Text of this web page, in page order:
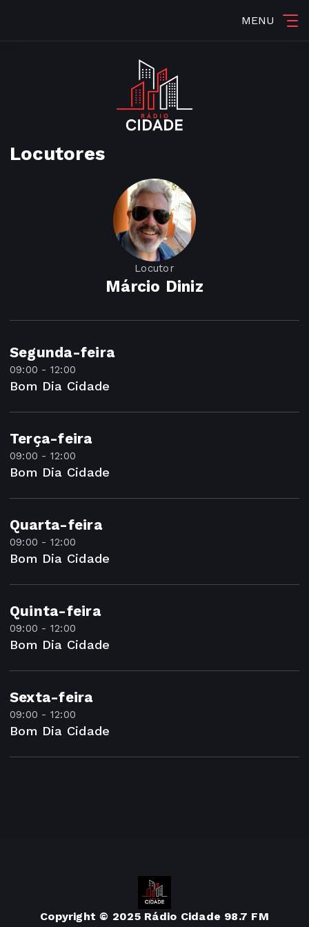
MENU
Locutores
Locutor
Márcio Diniz
Segunda-feira
09:00 - 12:00
Bom Dia Cidade
Terça-feira
09:00 - 12:00
Bom Dia Cidade
Quarta-feira
09:00 - 12:00
Bom Dia Cidade
Quinta-feira
09:00 - 12:00
Bom Dia Cidade
Sexta-feira
09:00 - 12:00
Bom Dia Cidade
Copyright © 2025 Rádio Cidade 98.7 FM